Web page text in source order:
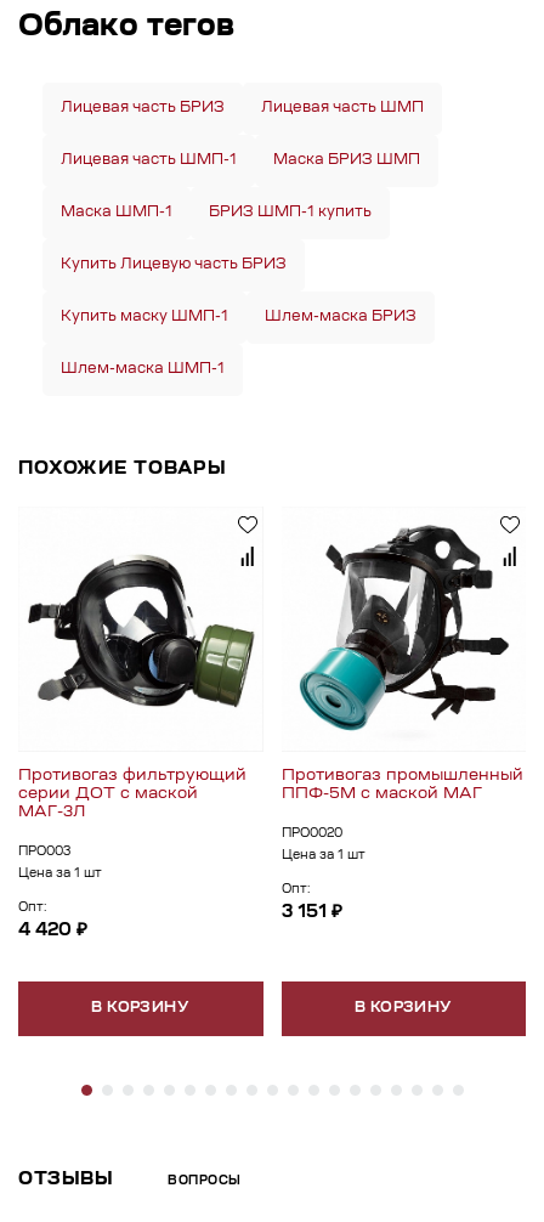
Облако тегов
Лицевая часть БРИЗ Лицевая часть ШМП
Лицевая часть ШМП-1 Маска БРИЗ ШМП
Маска ШМП-1 БРИЗ ШМП-1 купить
Купить Лицевую часть БРИЗ
Купить маску ШМП-1 Шлем-маска БРИЗ
Шлем-маска ШМП-1
ПОХОЖИЕ ТОВАРЫ
Противогаз фильтрующий
серии ДОТ с маской
МАГ-3Л
ПРО003
Цена за 1 шт
Опт:
4 420 ₽
В КОРЗИНУ
Противогаз промышленный
ППФ-5М с маской МАГ
ПРО0020
Цена за 1 шт
Опт:
3 151 ₽
В КОРЗИНУ
ОТЗЫВЫ ВОПРОСЫ